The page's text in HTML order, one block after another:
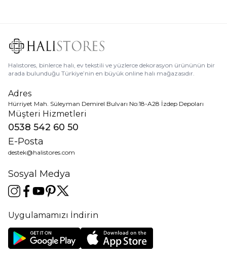
Halıstores, binlerce halı, ev tekstili ve yüzlerce dekorasyon ürününün bir
arada bulunduğu Türkiye’nin en büyük online halı mağazasıdır.
Adres
Hürriyet Mah. Süleyman Demirel Bulvarı No:18-A28 İzdep Depoları
Müşteri Hizmetleri
0538 542 60 50
E-Posta
destek@halistores.com
Sosyal Medya
Uygulamamızı İndirin